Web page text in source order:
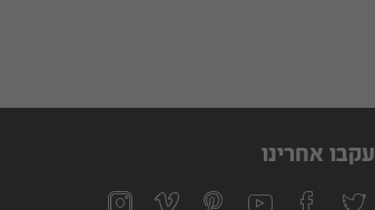
עקבו אחרינו